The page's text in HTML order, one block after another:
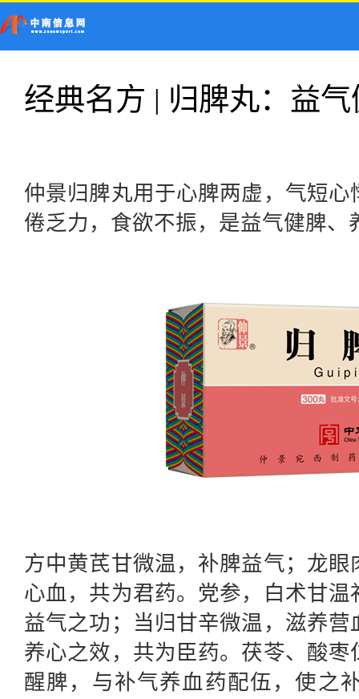
经典名方 | 归脾丸：益
仲景归脾丸用于心脾两虚，气短
倦乏力，食欲不振，是益气健脾、
方中黄芪甘微温，补脾益气；龙
心血，共为君药。党参，白术甘
益气之功；当归甘辛微温，滋养
养心之效，共为臣药。茯苓、酸
醒脾，与补气养血药配伍，使之